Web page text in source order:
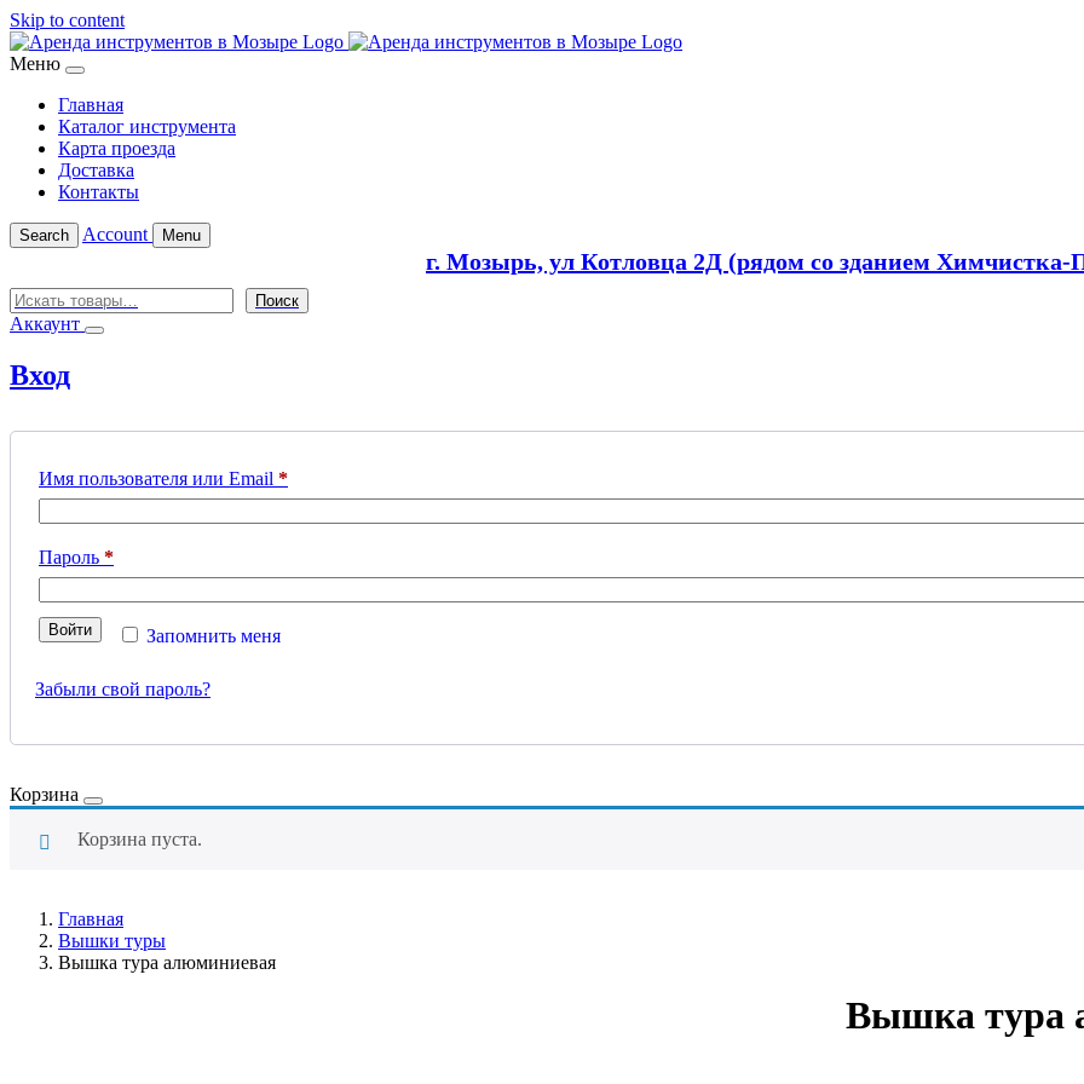
Skip to content
Меню
Главная
Каталог инструмента
Карта проезда
Доставка
Контакты
Search Account Menu
г. Мозырь, ул Котловца 2Д (рядом со зданием Химчистка-
Поиск Поиск
Аккаунт
Вход
Имя пользователя или Email *Обязательно
Пароль *Обязательно
Запомнить меня
Войти
Забыли свой пароль?
Корзина
Корзина пуста.
Главная
Вышки туры
Вышка тура алюминиевая
Вышка тура